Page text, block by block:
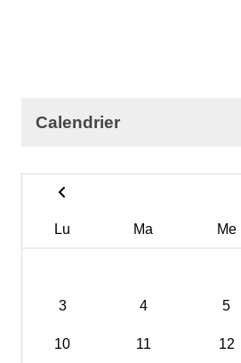
Calendrier
Lu Ma Me
3 4 5
10 11 12